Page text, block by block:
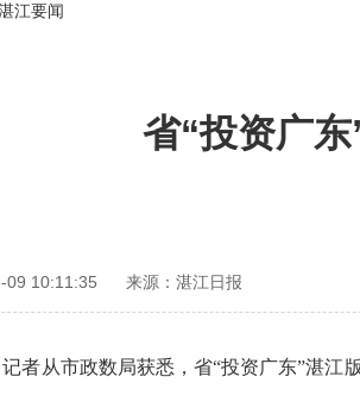
江要闻
省“投资广
09 10:11:35 来源：湛江日报
从市政数局获悉，省“投资广东”湛江版